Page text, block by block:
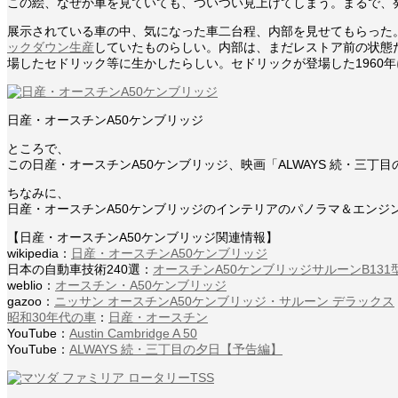
展示されている車の中、気になった車二台程、内部を見せてもらっ
ックダウン生産していたものらしい。内部は、まだレストア前の状
場したセドリック等に生かしたらしい。セドリックが登場した1960
日産・オースチンA50ケンブリッジ
ところで、
この日産・オースチンA50ケンブリッジ、映画「ALWAYS 続・三丁
ちなみに、
日産・オースチンA50ケンブリッジのインテリアのパノラマ＆エンジ
【日産・オースチンA50ケンブリッジ関連情報】
wikipedia： 日産・オースチンA50ケンブリッジ
日本の自動車技術240選： オースチンA50ケンブリッジサルーンB131
weblio： オースチン・A50ケンブリッジ
gazoo： ニッサン オースチンA50ケンブリッジ・サルーン デラックス
昭和30年代の車 ： 日産・オースチン
YouTube： Austin Cambridge A 50
YouTube： ALWAYS 続・三丁目の夕日【予告編】